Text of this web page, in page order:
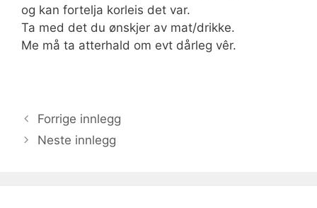
og kan fortelja korleis det var.
Ta med det du ønskjer av mat/drikke.
Me må ta atterhald om evt dårleg vêr.
Forrige innlegg
Neste innlegg